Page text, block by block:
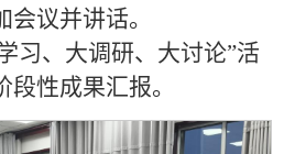
议并讲话。
习、大调研、大讨论”活
性成果汇报。